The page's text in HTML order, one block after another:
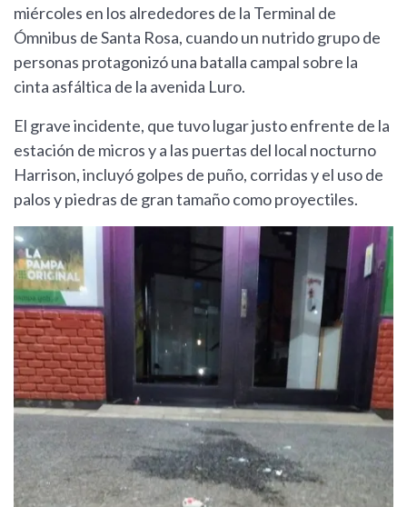
miércoles en los alrededores de la Terminal de
Ómnibus de Santa Rosa, cuando un nutrido grupo de
personas protagonizó una batalla campal sobre la
cinta asfáltica de la avenida Luro.
El grave incidente, que tuvo lugar justo enfrente de la
estación de micros y a las puertas del local nocturno
Harrison, incluyó golpes de puño, corridas y el uso de
palos y piedras de gran tamaño como proyectiles.